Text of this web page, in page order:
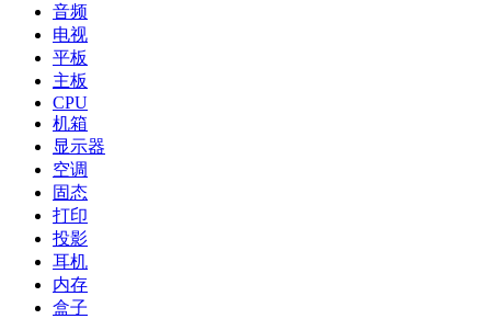
音频
电视
平板
主板
CPU
机箱
显示器
空调
固态
打印
投影
耳机
内存
盒子